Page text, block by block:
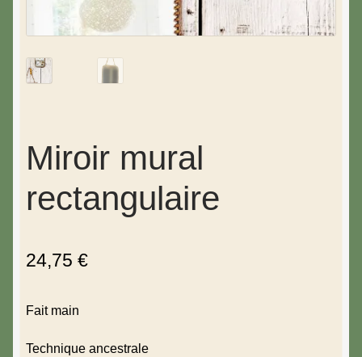
Miroir mural
rectangulaire
24,75 €
Fait main
Technique ancestrale